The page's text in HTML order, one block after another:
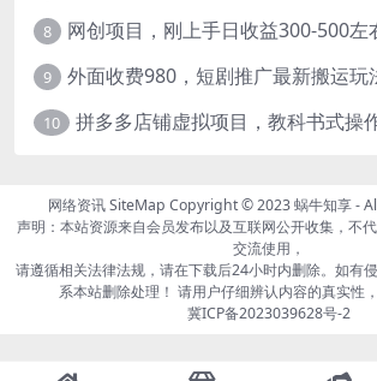
8
9
10
网络资讯SiteMap Copyright © 2023蜗牛知享-
声明：本站资源来自会员发布以及互联网公开收集，不
交流使用，
请遵循相关法律法规，请在下载后24小时内删除。如有
系本站删除处理！ 请用户仔细辨认内容的真实性
冀ICP备2023039628号-2